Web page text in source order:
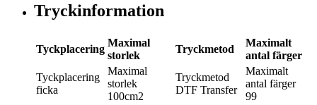
Tryckinformation
Tyckplacering
Maximal
storlek
Tryckmetod
Maximalt
antal färger
Tyckplacering
ficka
Maximal
storlek
100cm2
Tryckmetod
DTF Transfer
Maximalt
antal färger
99